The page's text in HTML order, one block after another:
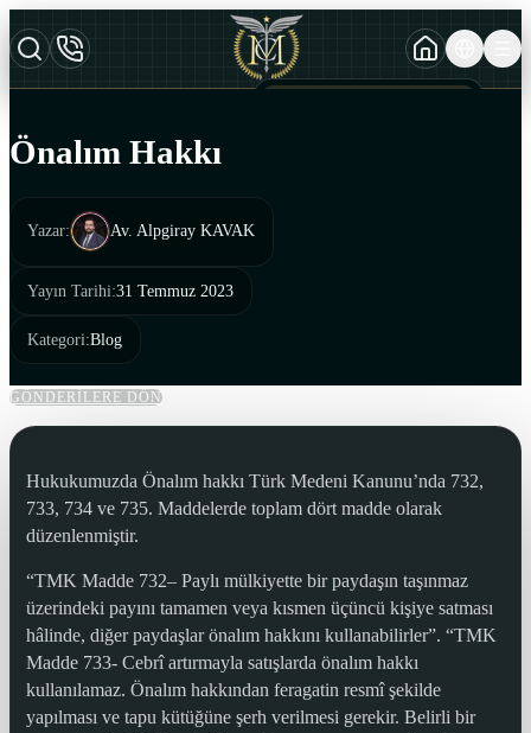
Önalım Hakkı
Yazar: Av. Alpgiray KAVAK
Yayın Tarihi:31 Temmuz 2023
Kategori:Blog
GÖNDERİLERE DÖN
Hukukumuzda Önalım hakkı Türk Medeni Kanunu’nda 732,
733, 734 ve 735. Maddelerde toplam dört madde olarak
düzenlenmiştir.
“TMK Madde 732– Paylı mülkiyette bir paydaşın taşınmaz
üzerindeki payını tamamen veya kısmen üçüncü kişiye satması
hâlinde, diğer paydaşlar önalım hakkını kullanabilirler”. “TMK
Madde 733- Cebrî artırmayla satışlarda önalım hakkı
kullanılamaz. Önalım hakkından feragatin resmî şekilde
yapılması ve tapu kütüğüne şerh verilmesi gerekir. Belirli bir